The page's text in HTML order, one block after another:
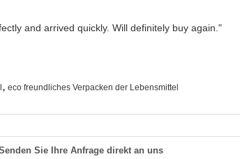
and arrived quickly. Will definitely buy again."
, eco freundliches Verpacken der Lebensmittel
Sie Ihre Anfrage direkt an uns